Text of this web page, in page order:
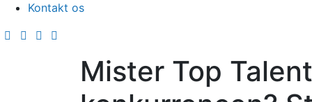
Kontakt os
Mister Top